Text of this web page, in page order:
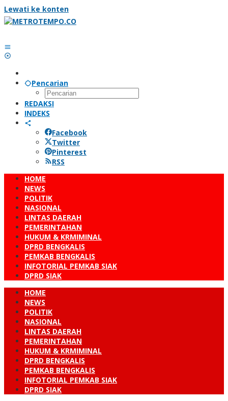
Lewati ke konten
Pencarian
REDAKSI
INDEKS
Facebook
Twitter
Pinterest
RSS
HOME
NEWS
POLITIK
NASIONAL
LINTAS DAERAH
PEMERINTAHAN
HUKUM & KRMIMINAL
DPRD BENGKALIS
PEMKAB BENGKALIS
INFOTORIAL PEMKAB SIAK
DPRD SIAK
HOME
NEWS
POLITIK
NASIONAL
LINTAS DAERAH
PEMERINTAHAN
HUKUM & KRMIMINAL
DPRD BENGKALIS
PEMKAB BENGKALIS
INFOTORIAL PEMKAB SIAK
DPRD SIAK